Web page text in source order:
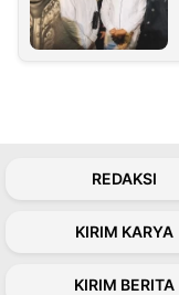
REDAKSI
KIRIM KARYA
KIRIM BERITA